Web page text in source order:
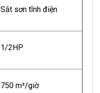
Sắt sơn tĩnh điện
1/2HP
750 m³/giờ